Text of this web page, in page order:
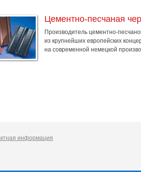
Цементно-песчаная
Производитель цементно-
из крупнейших европейских
на современной немецкой
информация